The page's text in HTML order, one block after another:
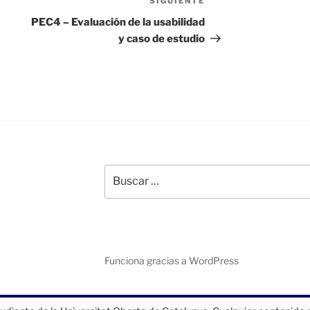
entrada
PEC4 – Evaluación de la usabilidad
y caso de estudio
por:
Funciona gracias a WordPress